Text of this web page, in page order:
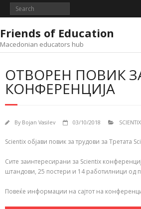
Skip
Friends of Education
Macedonian educators hub
ОТВОРЕН ПОВИК
КОНФЕРЕНЦИЈА
By Bojan Vasilev 03/10/2018
Scientix објави повик за трудови за Третата
Сите заинтересирани за Scientix
штандови, 25 постери и 14 работилници од
Повеќе информации на сајтот на